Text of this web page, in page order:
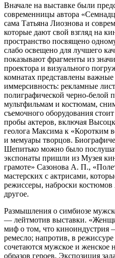
Вначале на выставке были
современницы автора
сама Татьяна Лиознова и
которые дают свой взгляд на
пространство посвящено
слабо освещено для лучшего
показывают фрагменты из
проектора и визуального
комнатах представлены
иммерсивность: рекламные
полиграфической черно-белой
мультфильмам и костюмам,
съемочного оборудования
пробы актеров, включая
геолога Максима к «Коротким
и мемуары творцов.
Шепитько можно было
экспонаты пришли из Музея
грамоте» Сазонова А. П.,
мастерских с актрисами,
режиссеры, наброски
другое.
Размышления о симбиозе
— лейтмотив выставки.
миф о том, что киноиндустрия
ремесло; напротив, в
сочетаются мужское и женское
образов героев. Экспозиция